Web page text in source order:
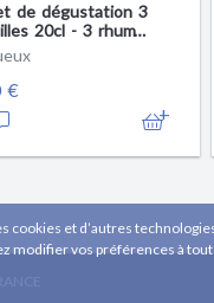
de dégustation 3
20cl - 3 rhum
- Produit en Anjou
€
et d’autres
modifier vos préférences à